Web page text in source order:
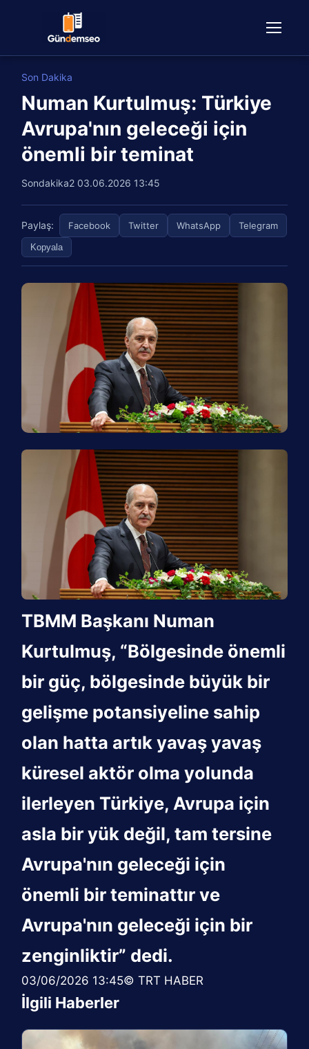
Son Dakika
Numan Kurtulmuş: Türkiye
Avrupa'nın geleceği için
önemli bir teminat
Sondakika2 03.06.2026 13:45
Paylaş: Facebook Twitter WhatsApp Telegram
Kopyala
TBMM Başkanı Numan
Kurtulmuş, “Bölgesinde önemli
bir güç, bölgesinde büyük bir
gelişme potansiyeline sahip
olan hatta artık yavaş yavaş
küresel aktör olma yolunda
ilerleyen Türkiye, Avrupa için
asla bir yük değil, tam tersine
Avrupa'nın geleceği için
önemli bir teminattır ve
Avrupa'nın geleceği için bir
zenginliktir” dedi.
03/06/2026 13:45© TRT HABER
İlgili Haberler